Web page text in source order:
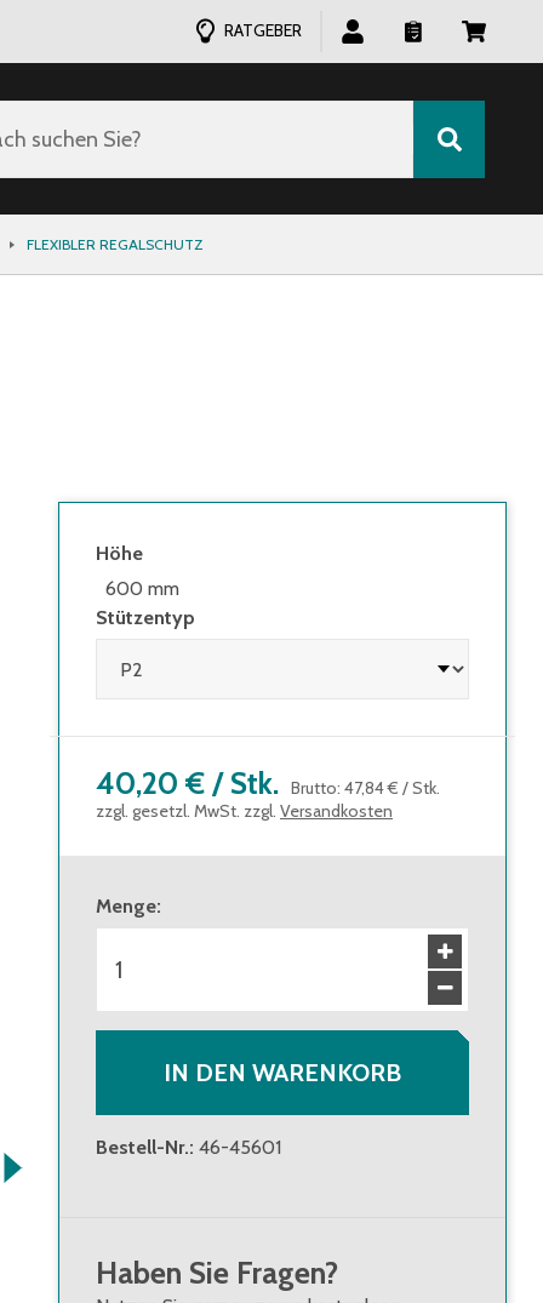
RATGEBER
suchen Sie?
FLEXIBLER REGALSCHUTZ
Höhe
600 mm
Stützentyp
40,20 € / Stk. Brutto: 47,84 € /Stk.
zzgl. gesetzl. MwSt. zzgl. Versandkosten
Menge:
IN DEN WARENKORB
Bestell-Nr.: 46-45601
Haben Sie Fragen?